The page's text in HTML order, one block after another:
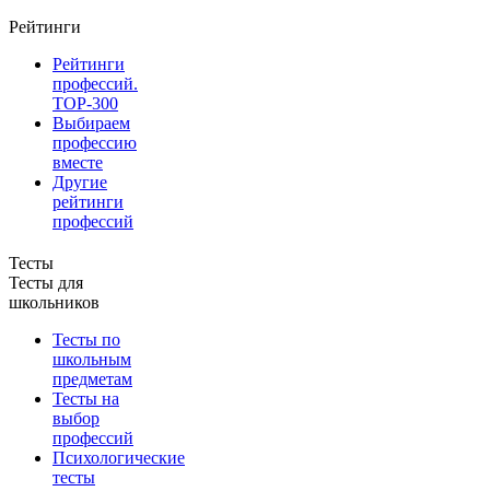
Рейтинги
Рейтинги
профессий.
TOP-300
Выбираем
профессию
вместе
Другие
рейтинги
профессий
Тесты
Тесты для
школьников
Тесты по
школьным
предметам
Тесты на
выбор
профессий
Психологические
тесты